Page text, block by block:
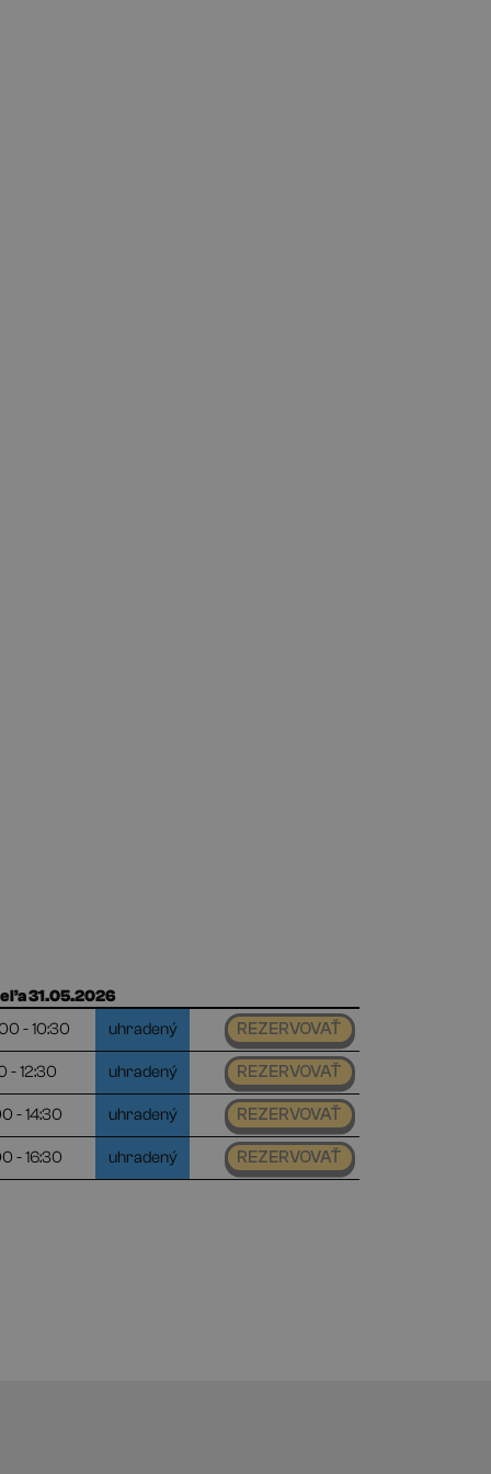
31.05.2026
- 10:30
uhradený REZERVOVAŤ
- 12:30 uhradený REZERVOVAŤ
- 14:30 uhradený REZERVOVAŤ
- 16:30 uhradený REZERVOVAŤ